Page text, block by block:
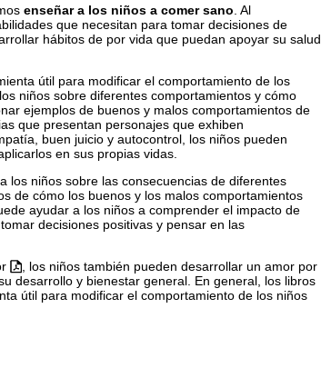
enseñar a los niños a comer sano . Al
que necesitan para tomar decisiones de
hábitos de por vida que puedan apoyar su salud
útil para modificar el comportamiento de los
niños sobre diferentes comportamientos y cómo
ejemplos de buenos y malos comportamientos de
que presentan personajes que exhiben
buen juicio y autocontrol, los niños pueden
en sus propias vidas.
los niños sobre las consecuencias de diferentes
de cómo los buenos y los malos comportamientos
ayudar a los niños a comprender el impacto de
decisiones positivas y pensar en las
, los niños también pueden desarrollar un amor por
desarrollo y bienestar general. En general, los libros
útil para modificar el comportamiento de los niños